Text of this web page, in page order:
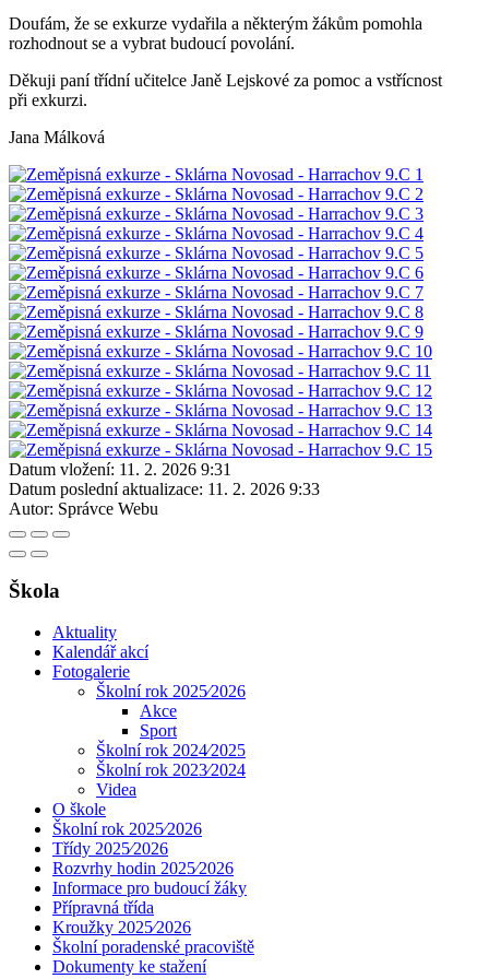
Doufám, že se exkurze vydařila a některým žákům pomohla
rozhodnout se a vybrat budoucí povolání.
Děkuji paní třídní učitelce Janě Lejskové za pomoc a vstřícnost
při exkurzi.
Jana Málková
Datum vložení: 11. 2. 2026 9:31
Datum poslední aktualizace: 11. 2. 2026 9:33
Autor: Správce Webu
Škola
Aktuality
Kalendář akcí
Fotogalerie
Školní rok 2025⁄2026
Akce
Sport
Školní rok 2024⁄2025
Školní rok 2023⁄2024
Videa
O škole
Školní rok 2025⁄2026
Třídy 2025⁄2026
Rozvrhy hodin 2025⁄2026
Informace pro budoucí žáky
Přípravná třída
Kroužky 2025⁄2026
Školní poradenské pracoviště
Dokumenty ke stažení